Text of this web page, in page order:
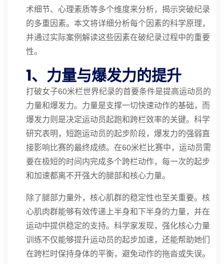
术细节、心理素质等多个维度来分析，揭示突破纪录
的多重因素。本文将详细分析每个因素的科学原理，
并通过实际案例解读这些因素在破纪录过程中的重要
性。
1、力量与爆发力的提升
打破女子60米栏世界纪录的首要条件是提高运动员的
力量和爆发力。力量是支撑一切快速动作的基础，而
爆发力则是决定运动员起跑和跨栏效率的关键。科学
研究表明，短跑运动员的起步阶段，爆发力的强弱直
接影响比赛的最终成绩。在60米栏比赛中，运动员需
要在极短的时间内完成多个跨栏动作，每一次的起步
和加速都离不开强大的腿部和核心力量。
除了腿部力量外，核心肌群的稳定性也至关重要。核
心肌肉群能够有效传递上半身和下半身的力量，并在
运动中提供稳定的支持。科学家发现，强化核心力量
训练不仅能够提升运动员的起步加速，还能帮助她们
在跨栏时保持身体的平衡，避免动作的拖沓或失误。